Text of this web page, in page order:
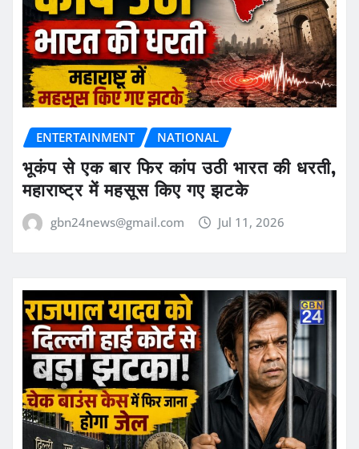
ENTERTAINMENT NATIONAL
भूकंप से एक बार फिर कांप उठी भारत की धरती,
महाराष्ट्र में महसूस किए गए झटके
gbn24news@gmail.com Jul 11, 2026